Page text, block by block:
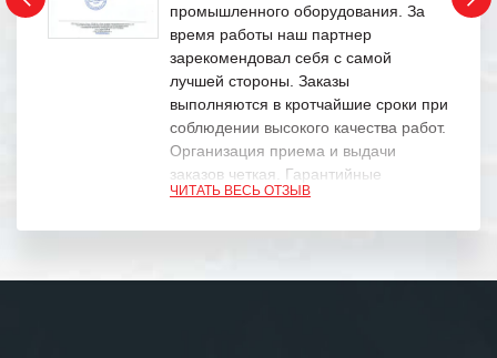
промышленного оборудования. За
время работы наш партнер
зарекомендовал себя с самой
лучшей стороны. Заказы
выполняются в кротчайшие сроки при
соблюдении высокого качества работ.
Организация приема и выдачи
заказов четкая. Гарантийные
обязательства выполняются в
ЧИТАТЬ ВЕСЬ ОТЗЫВ